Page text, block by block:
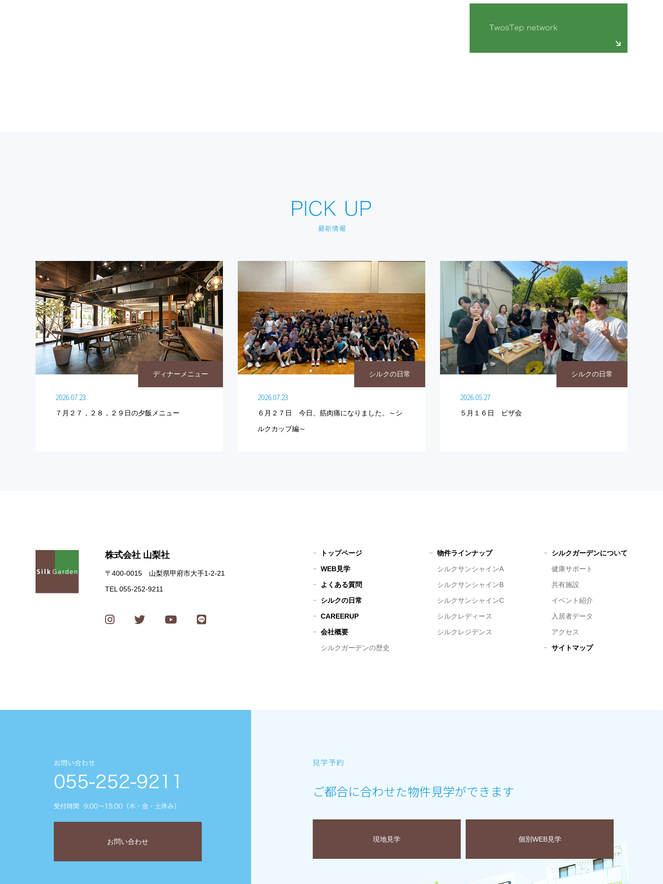
ディナーメニュー
2026.07.23
７月２７，２８，２９日の夕飯メニュー
シルクの日常
2026.07.23
６月２７日 今日、筋肉痛になりました。～シ
ルクカップ編～
シルクの日常
2026.05.27
５月１６日 ピザ会
株式会社 山梨社
〒400-0015 山梨県甲府市大手1-2-21
TEL 055-252-9211
トップページ
WEB見学
よくある質問
シルクの日常
CAREERUP
会社概要
シルクガーデンの歴史
物件ラインナップ
シルクサンシャインA
シルクサンシャインB
シルクサンシャインC
シルクレディース
シルクレジデンス
シルクガーデンについて
健康サポート
共有施設
イベント紹介
入居者データ
アクセス
サイトマップ
お問い合わせ
ご都合に合わせた物件見学ができます
現地見学 個別WEB見学